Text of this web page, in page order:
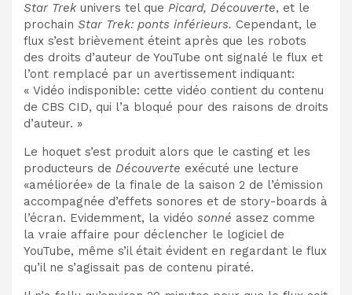
Star Trek univers tel que Picard, Découverte, et le
prochain Star Trek: ponts inférieurs. Cependant, le
flux s’est brièvement éteint après que les robots
des droits d’auteur de YouTube ont signalé le flux et
l’ont remplacé par un avertissement indiquant:
« Vidéo indisponible: cette vidéo contient du contenu
de CBS CID, qui l’a bloqué pour des raisons de droits
d’auteur. »
Le hoquet s’est produit alors que le casting et les
producteurs de Découverte exécuté une lecture
«améliorée» de la finale de la saison 2 de l’émission
accompagnée d’effets sonores et de story-boards à
l’écran. Evidemment, la vidéo sonné assez comme
la vraie affaire pour déclencher le logiciel de
YouTube, même s’il était évident en regardant le flux
qu’il ne s’agissait pas de contenu piraté.